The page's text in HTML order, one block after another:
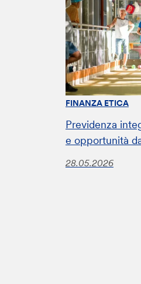
FINANZA ETICA
Previdenza
e opportunità
28.05.2026